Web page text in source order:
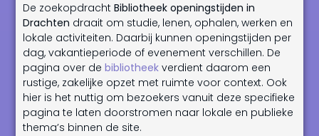
De zoekopdrachtBibliotheek openingstijden in
Drachten draait om studie, lenen, ophalen, werken en
lokale activiteiten. Daarbij kunnen openingstijden per
dag, vakantieperiode of evenement verschillen. De
pagina over debibliotheek verdient daarom een
rustige, zakelijke opzet met ruimte voor context. Ook
hier is het nuttig om bezoekers vanuit deze specifieke
pagina te laten doorstromen naar lokale en publieke
thema’s binnen de site.